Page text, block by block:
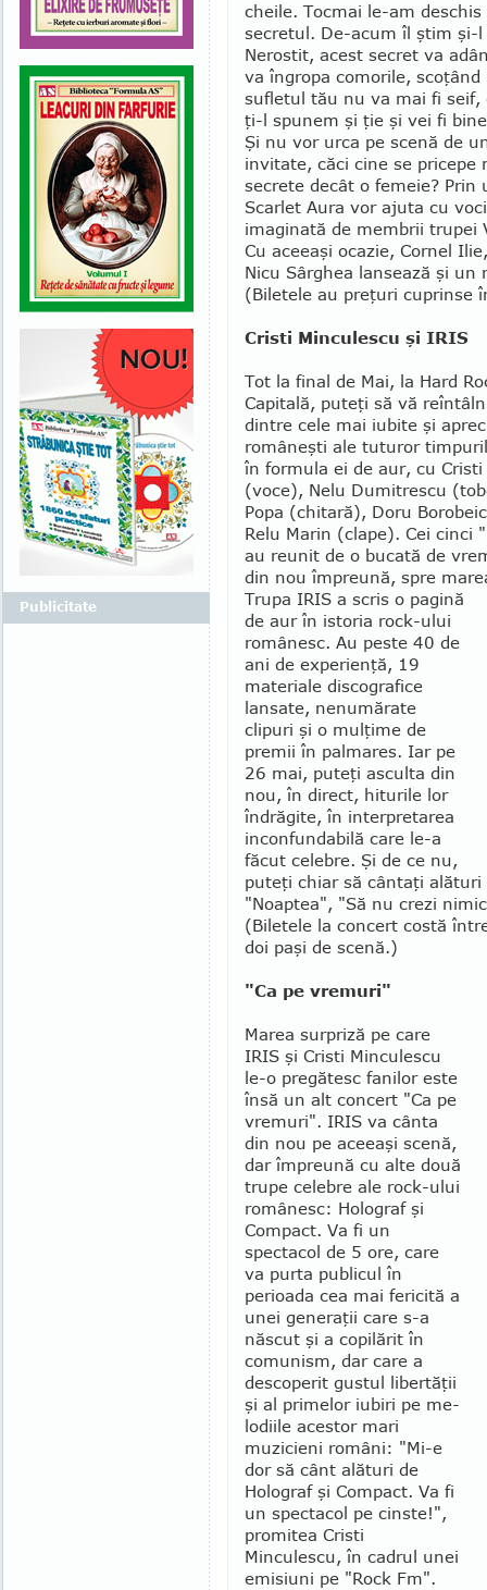
cheile. Tocmai le-am
secretul. De-acum îl ştim şi-
Nerostit, acest secret va
va îngropa comorile,
sufletul tău nu va mai fi
ţi-l spunem şi ţie şi vei fi
Şi nu vor urca pe scenă de
invitate, căci cine se
secrete decât o femeie? Prin
Scarlet Aura vor ajuta cu
imaginată de membrii trupei
Cu aceeaşi ocazie, Cornel
Nicu Sâr­ghea lansează şi
(Biletele au pre­ţuri cuprinse
Cristi Minculescu şi IRIS
Tot la final de Mai, la Hard
Capitală, pu­teţi să vă
dintre cele mai iubite şi
româneşti ale tutu­ror
în formula ei de aur, cu Cristi
(voce), Nelu Du­mitrescu
Popa (chitară), Doru
Relu Marin (clape). Cei cinci
au reunit de o bucată de
din nou împreună, spre
Trupa IRIS a scris o pagină
de aur în istoria rock-ului
românesc. Au peste 40 de
ani de expe­rienţă, 19
materiale discografice
lansate, nenumă­rate
clipuri şi o mulţime de
premii în palmares. Iar pe
26 mai, puteţi asculta din
nou, în direct, hiturile lor
îndrăgite, în interpretarea
inconfundabilă care le-a
făcut celebre. Şi de ce nu,
puteţi chiar să cântaţi
"Noap­tea", "Să nu crezi
(Biletele la concert costă
doi paşi de scenă.)
"Ca pe vremuri"
Marea surpriză pe care
IRIS şi Cristi Min­­culescu
le-o pregătesc fanilor este
însă un alt concert "Ca pe
vre­muri". IRIS va cânta
din nou pe aceeaşi scenă,
dar împreună cu alte două
trupe celebre ale rock-ului
româ­nesc: Holograf şi
Com­pact. Va fi un
spectacol de 5 ore, care
va purta pu­blicul în
perioada cea mai fericită a
unei ge­ne­raţii care s-a
născut şi a copilărit în
comu­nism, dar care a
desco­perit gustul libertăţii
şi al primelor iubiri pe me­
lodiile acestor mari
muzicieni români: "Mi-e
dor să cânt ală­turi de
Holograf şi Com­pact. Va fi
un spec­tacol pe cinste!",
promitea Cristi
Minculescu, în cadrul unei
emisiuni pe "Rock Fm".
Publicitate